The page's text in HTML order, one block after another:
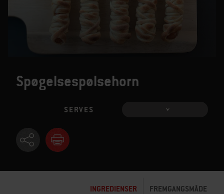
Spøgelsespølsehorn
SERVES
INGREDIENSER FREMGANGSMÅDE